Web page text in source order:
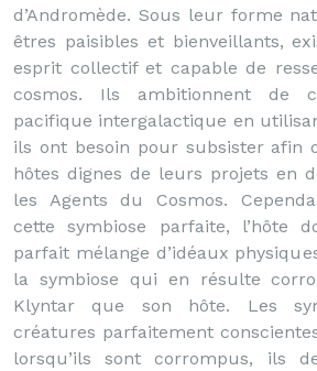
d’Andromède. Sous leur forme
êtres paisibles et bienveillants,
esprit collectif et capable de
cosmos. Ils ambitionnent de
pacifique intergalactique en
ils ont besoin pour subsister afin
hôtes dignes de leurs projets en
les Agents du Cosmos.
cette symbiose parfaite, l’hôte
parfait mélange d’idéaux
la symbiose qui en résulte
Klyntar que son hôte. Les
créatures parfaitement
lorsqu’ils sont corrompus, ils